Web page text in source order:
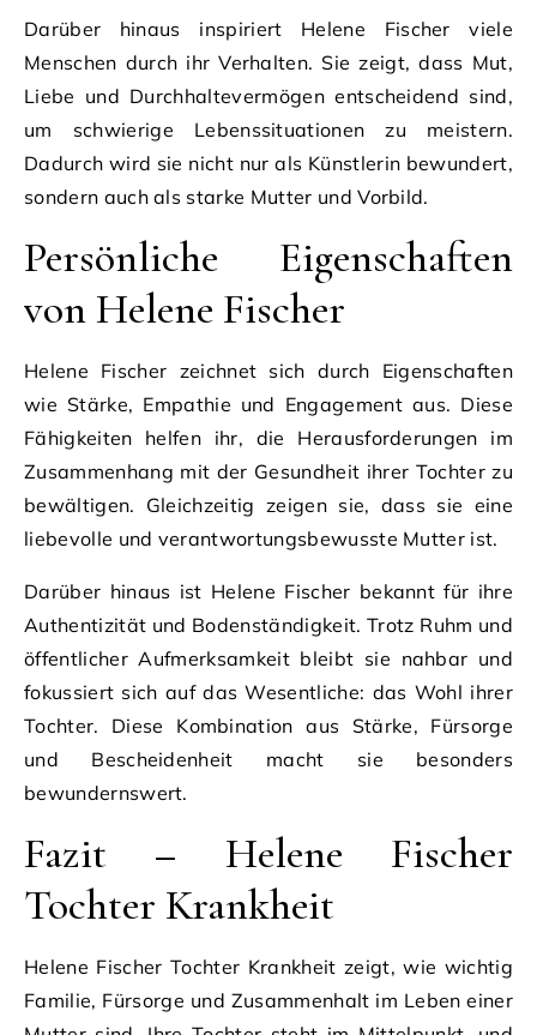
Darüber hinaus inspiriert Helene Fischer viele
Menschen durch ihr Verhalten. Sie zeigt, dass Mut,
Liebe und Durchhaltevermögen entscheidend sind,
um schwierige Lebenssituationen zu meistern.
Dadurch wird sie nicht nur als Künstlerin bewundert,
sondern auch als starke Mutter und Vorbild.
Persönliche Eigenschaften
von Helene Fischer
Helene Fischer zeichnet sich durch Eigenschaften
wie Stärke, Empathie und Engagement aus. Diese
Fähigkeiten helfen ihr, die Herausforderungen im
Zusammenhang mit der Gesundheit ihrer Tochter zu
bewältigen. Gleichzeitig zeigen sie, dass sie eine
liebevolle und verantwortungsbewusste Mutter ist.
Darüber hinaus ist Helene Fischer bekannt für ihre
Authentizität und Bodenständigkeit. Trotz Ruhm und
öffentlicher Aufmerksamkeit bleibt sie nahbar und
fokussiert sich auf das Wesentliche: das Wohl ihrer
Tochter. Diese Kombination aus Stärke, Fürsorge
und Bescheidenheit macht sie besonders
bewundernswert.
Fazit – Helene Fischer
Tochter Krankheit
Helene Fischer Tochter Krankheit zeigt, wie wichtig
Familie, Fürsorge und Zusammenhalt im Leben einer